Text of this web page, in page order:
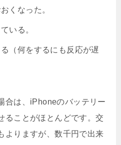
くなった。
いる。
（何をするにも反応が遅
合は、iPhoneのバッテリー
ることがほとんどです。交
よりますが、数千円で出来